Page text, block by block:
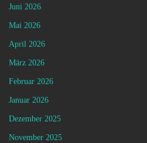
Juni 2026
Mai 2026
April 2026
März 2026
Februar 2026
Januar 2026
Dezember 2025
November 2025